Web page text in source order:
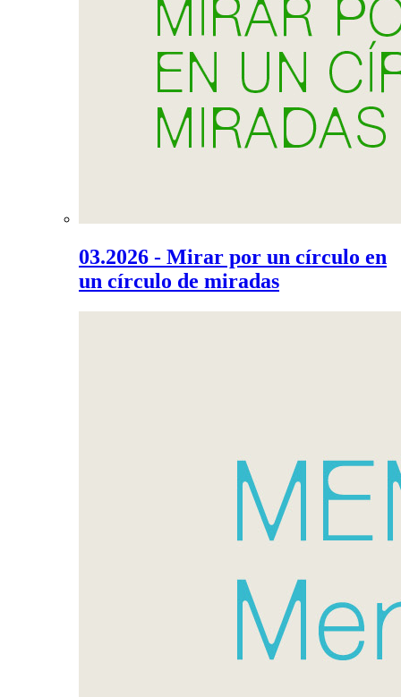
03.2026 - Mirar por un círculo en
un círculo de miradas